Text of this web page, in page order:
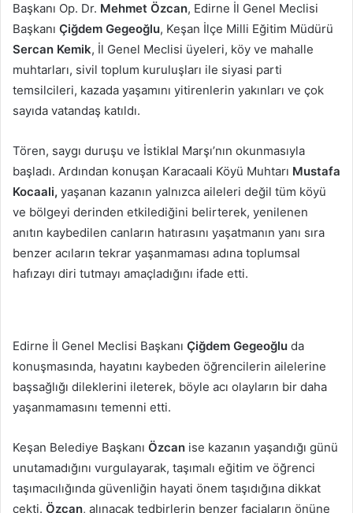
Başkanı Op. Dr. Mehmet Özcan, Edirne İl Genel Meclisi
Başkanı Çiğdem Gegeoğlu, Keşan İlçe Milli Eğitim Müdürü
Sercan Kemik, İl Genel Meclisi üyeleri, köy ve mahalle
muhtarları, sivil toplum kuruluşları ile siyasi parti
temsilcileri, kazada yaşamını yitirenlerin yakınları ve çok
sayıda vatandaş katıldı.
Tören, saygı duruşu ve İstiklal Marşı’nın okunmasıyla
başladı. Ardından konuşan Karacaali Köyü Muhtarı Mustafa
Kocaali, yaşanan kazanın yalnızca aileleri değil tüm köyü
ve bölgeyi derinden etkilediğini belirterek, yenilenen
anıtın kaybedilen canların hatırasını yaşatmanın yanı sıra
benzer acıların tekrar yaşanmaması adına toplumsal
hafızayı diri tutmayı amaçladığını ifade etti.
Edirne İl Genel Meclisi Başkanı Çiğdem Gegeoğlu da
konuşmasında, hayatını kaybeden öğrencilerin ailelerine
başsağlığı dileklerini ileterek, böyle acı olayların bir daha
yaşanmamasını temenni etti.
Keşan Belediye Başkanı Özcan ise kazanın yaşandığı günü
unutamadığını vurgulayarak, taşımalı eğitim ve öğrenci
taşımacılığında güvenliğin hayati önem taşıdığına dikkat
çekti. Özcan, alınacak tedbirlerin benzer faciaların önüne